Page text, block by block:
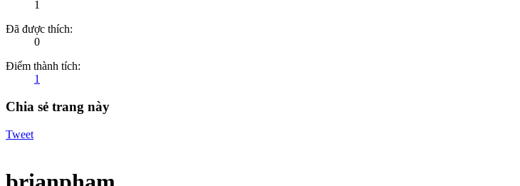
1
Đã được thích:
0
Điểm thành tích:
1
Chia sẻ trang này
Tweet